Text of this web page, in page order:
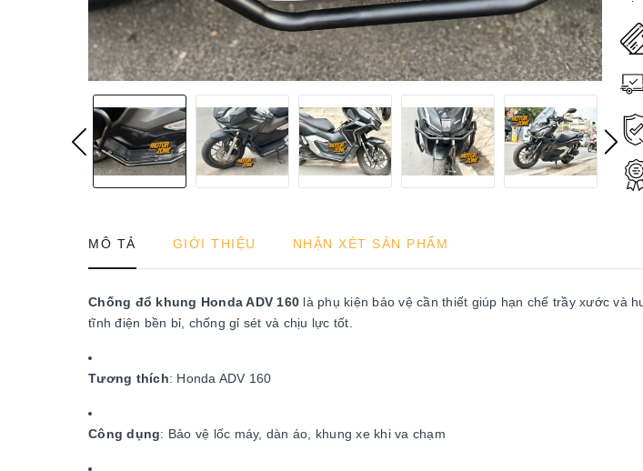
MÔ TẢ GIỚI THIỆU NHẬN XÉT SẢN PHẨM
Chống đổ khung Honda ADV 160 là phụ kiện bảo vệ cần thiết giúp hạn chế trầy xước và
tĩnh điện bền bỉ, chống gỉ sét và chịu lực tốt.
Tương thích: Honda ADV 160
Công dụng: Bảo vệ lốc máy, dàn áo, khung xe khi va chạm